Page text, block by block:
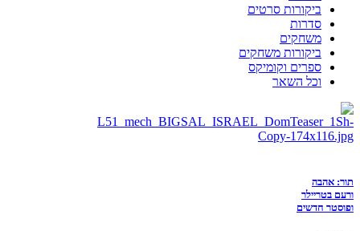
ביקורות סרטים
סדרות
משחקים
ביקורות משחקים
ספרים וקומיקס
וכל השאר
תור: אהבה
ורעם בטריילר
ופוסטר חדשים